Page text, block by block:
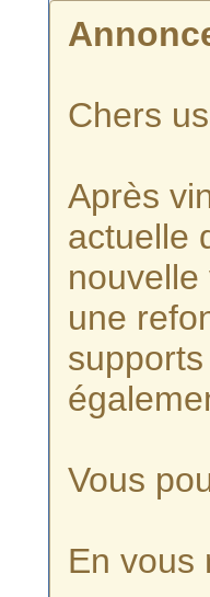
Chers
Après
actuelle
nouvelle
une
Vous
En vous